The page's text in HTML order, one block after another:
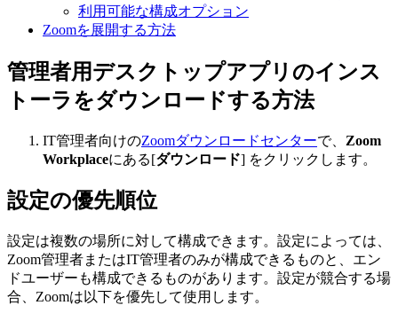
利用可能な構成オプション
Zoomを展開する方法
管理者用デスクトップアプリのインス
トーラをダウンロードする方法
IT管理者向けのZoomダウンロードセンターで、 Zoom
Workplaceにある[ダウンロード] をクリックします。
設定の優先順位
設定は複数の場所に対して構成できます。設定によっては、
Zoom管理者またはIT管理者のみが構成できるものと、エン
ドユーザーも構成できるものがあります。設定が競合する場
合、Zoomは以下を優先して使用します。